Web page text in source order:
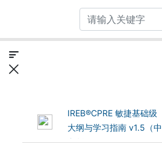
(968.33 kB)
IREB®CPRE 敏捷基础级
大纲与学习指南 v1.5（中
文版）